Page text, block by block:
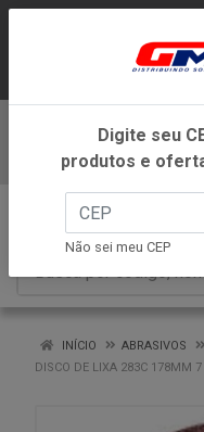
INÍCIO ABRASIVOS
DISCO DE LIXA 283C 178MM
Digite seu
produtos e
Não sei meu CEP